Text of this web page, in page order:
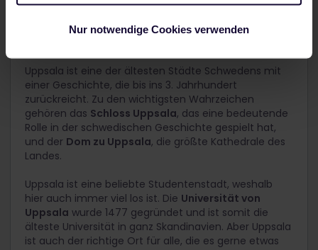
Nur notwendige Cookies verwenden
4. Uppsala
Uppsala ist eine der ältesten Städte Schwedens mit
einer Geschichte, die bis ins 3. Jahrhundert
zurückreicht. Zu den wichtigsten Wahrzeichen
gehören das Schloss Uppsala, das eine bedeutende
Rolle in der schwedischen Geschichte gespielt hat,
und der Dom zu Uppsala, die größte Kathedrale des
Landes.
Uppsala ist eine beliebte Studentenstadt, weshalb
hier auch immer viel los ist. Die Universität von
Uppsala wurde 1477 gegründet und ist somit die
älteste Universität in ganz Skandinavien. Aber Uppsala
ist auch der richtige Ort für alle, die es gerne etwas